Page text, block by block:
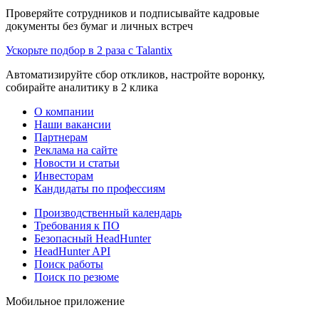
Проверяйте сотрудников и подписывайте кадровые
документы без бумаг и личных встреч
Ускорьте подбор в 2 раза с Talantix
Автоматизируйте сбор откликов, настройте воронку,
собирайте аналитику в 2 клика
О компании
Наши вакансии
Партнерам
Реклама на сайте
Новости и статьи
Инвесторам
Кандидаты по профессиям
Производственный календарь
Требования к ПО
Безопасный HeadHunter
HeadHunter API
Поиск работы
Поиск по резюме
Мобильное приложение